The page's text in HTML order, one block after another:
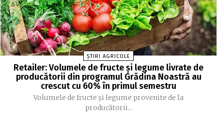
ȘTIRI AGRICOLE
Retailer: Volumele de fructe şi legume livrate de
producătorii din programul Grădina Noastră au
crescut cu 60% în primul semestru
Volumele de fructe şi legume provenite de la
producătorii...